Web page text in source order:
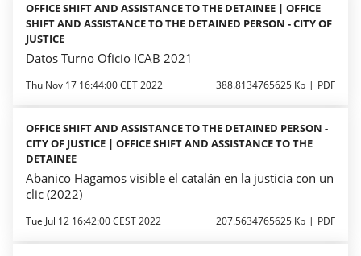
OFFICE SHIFT AND ASSISTANCE TO THE DETAINEE | OFFICE
SHIFT AND ASSISTANCE TO THE DETAINED PERSON - CITY OF
JUSTICE
Datos Turno Oficio ICAB 2021
Thu Nov 17 16:44:00 CET 2022 388.8134765625 Kb PDF
OFFICE SHIFT AND ASSISTANCE TO THE DETAINED PERSON -
CITY OF JUSTICE | OFFICE SHIFT AND ASSISTANCE TO THE
DETAINEE
Abanico Hagamos visible el catalán en la justicia con un
clic (2022)
Tue Jul 12 16:42:00 CEST 2022 207.5634765625 Kb PDF